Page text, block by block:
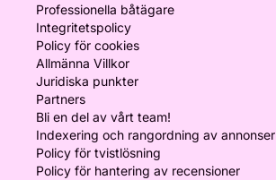
Professionella båtägare
Integritetspolicy
Policy för cookies
Allmänna Villkor
Juridiska punkter
Partners
Bli en del av vårt team!
Indexering och rangordning av annonser
Policy för tvistlösning
Policy för hantering av recensioner